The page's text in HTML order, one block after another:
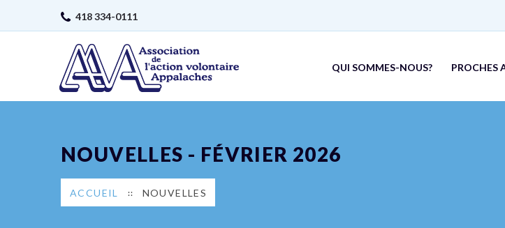
418 334-0111
QUI SOMMES-NOUS? PROCHES
NOUVELLES - FÉVRIER 2026
ACCUEIL NOUVELLES